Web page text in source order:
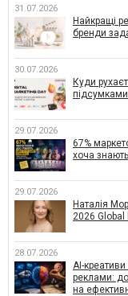
31.07.2026
Найкращі
бренди
30.07.2026
Куди
29.07.2026
67%
хоча
29.07.2026
Наталія
2026
28.07.2026
AI-
реклами:
на